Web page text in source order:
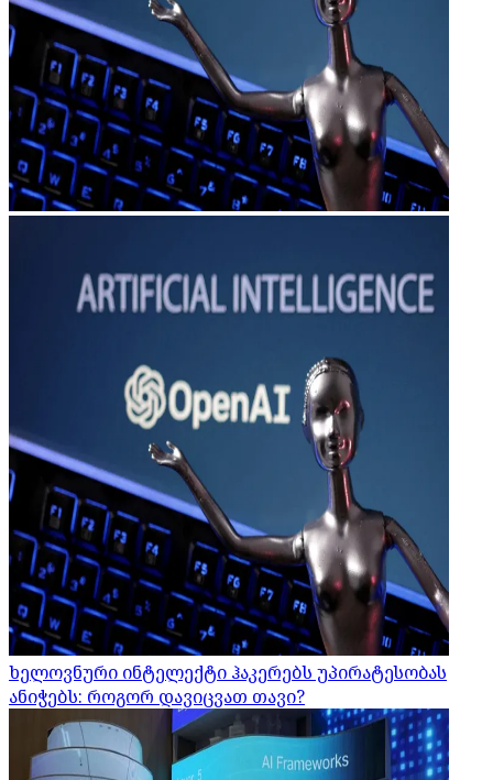
ხელოვნური ინტელექტი ჰაკერებს უპირატესობას
ანიჭებს: როგორ დავიცვათ თავი?